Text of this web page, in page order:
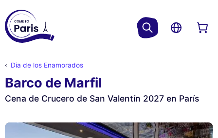
Dia de los Enamorados
Barco de Marfil
Cena de Crucero de San Valentín 2027 en París